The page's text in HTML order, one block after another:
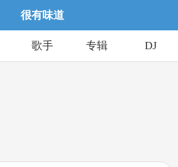
很有味道
歌手 专辑 DJ